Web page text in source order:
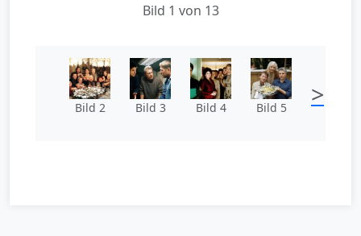
Bild 1 von 13
Bild 2 Bild 3 Bild 4 Bild 5 >